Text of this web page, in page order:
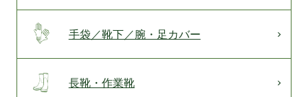
手袋／靴下／腕・足カバー
長靴・作業靴